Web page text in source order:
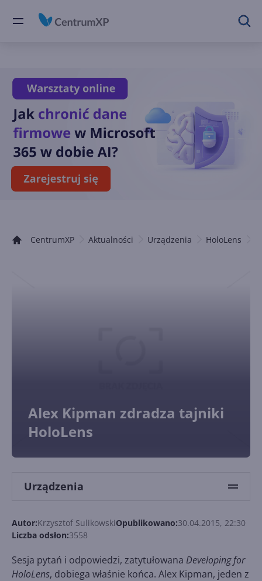
CentrumXP Aktualności Urządzenia HoloLens
Alex Kipman zdradza tajniki
HoloLens
Urządzenia
Autor:Krzysztof SulikowskiOpublikowano:30.04.2015, 22:30
Liczba odsłon:3558
Sesja pytań i odpowiedzi, zatytułowana Developing for
HoloLens, dobiega właśnie końca. Alex Kipman, jeden z